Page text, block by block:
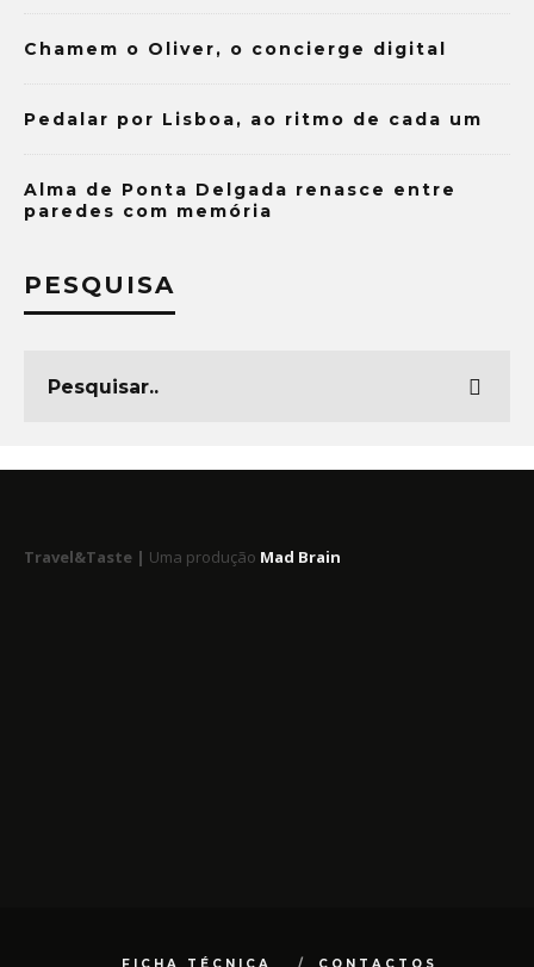
Chamem o Oliver, o concierge digital
Pedalar por Lisboa, ao ritmo de cada um
Alma de Ponta Delgada renasce entre
paredes com memória
PESQUISA
Travel&Taste | Uma produção Mad Brain